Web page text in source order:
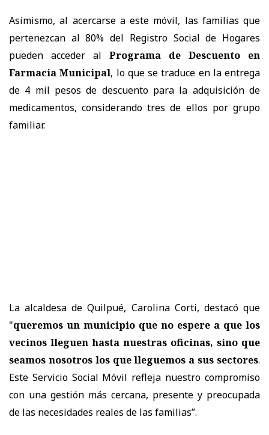
Asimismo, al acercarse a este móvil, las familias que
pertenezcan al 80% del Registro Social de Hogares
pueden acceder al
Programa de Descuento en
Farmacia Municipal, lo que se traduce en la entrega
de 4 mil pesos de descuento para la adquisición de
medicamentos, considerando tres de ellos por grupo
familiar.
La alcaldesa de Quilpué, Carolina Corti, destacó que
"queremos un municipio que no espere a que los
vecinos lleguen hasta nuestras oficinas, sino que
seamos nosotros los que lleguemos a sus sectores.
Este Servicio Social Móvil refleja nuestro compromiso
con una gestión más cercana, presente y preocupada
de las necesidades reales de las familias”.